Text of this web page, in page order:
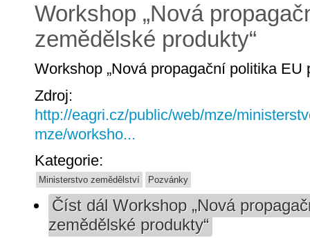
Workshop „Nová
zemědělské produkty“
Workshop „Nová propagační politika EU
Zdroj:
http://eagri.cz/public/web/mze/
mze/worksho...
Kategorie:
Ministerstvo zemědělství Pozvánky
Číst dál Workshop „Nová
zemědělské produkty“